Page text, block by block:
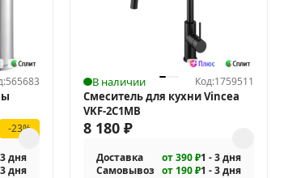
565683
-23%
дня
дня
В наличии Код:1759511
Смеситель для кухни Vincea
VKF-2C1MB
8 180₽
Доставка от 390 ₽1 - 3 дня
Самовывоз от 190 ₽1 - 3 дня